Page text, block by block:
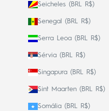
Seicheles (BRL R$)
Senegal (BRL R$)
Serra Leoa (BRL R$)
Sérvia (BRL R$)
Singapura (BRL R$)
Sint Maarten (BRL R$)
Somália (BRL R$)